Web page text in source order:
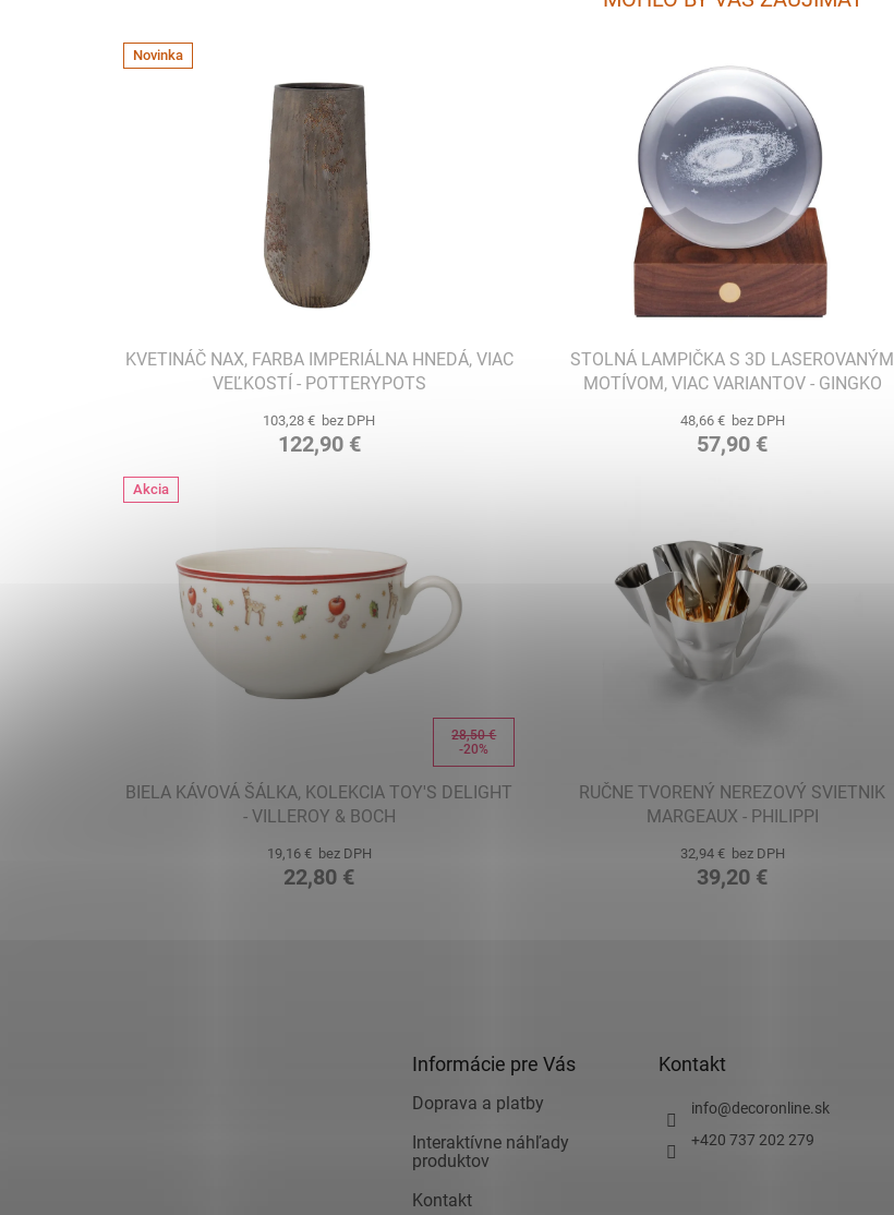
Novinka
KVETINÁČ NAX, FARBA IMPERIÁLNA HNEDÁ, VIAC
VEĽKOSTÍ - POTTERYPOTS
103,28 € bez DPH
122,90 €
STOLNÁ LAMPIČKA S 3D LASEROVANÝM
MOTÍVOM, VIAC VARIANTOV - GINGKO
48,66 € bez DPH
57,90 €
Akcia
28,50 €
-20%
BIELA KÁVOVÁ ŠÁLKA, KOLEKCIA TOY'S DELIGHT
- VILLEROY & BOCH
19,16 € bez DPH
22,80 €
RUČNE TVORENÝ NEREZOVÝ SVIETNIK
MARGEAUX - PHILIPPI
32,94 € bez DPH
39,20 €
Informácie pre Vás
Doprava a platby
Interaktívne náhľady
produktov
Kontakt
Kontakt
info@decoronline.sk
+420 737 202 279